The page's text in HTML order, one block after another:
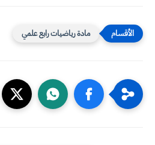
مادة رياضيات رابع علمي